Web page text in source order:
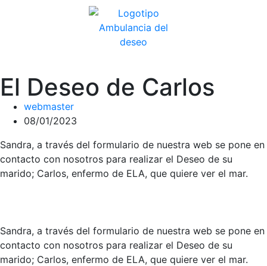
El Deseo de Carlos
webmaster
08/01/2023
Sandra, a través del formulario de nuestra web se pone en
contacto con nosotros para realizar el Deseo de su
marido; Carlos, enfermo de ELA, que quiere ver el mar.
Sandra, a través del formulario de nuestra web se pone en
contacto con nosotros para realizar el Deseo de su
marido; Carlos, enfermo de ELA, que quiere ver el mar.